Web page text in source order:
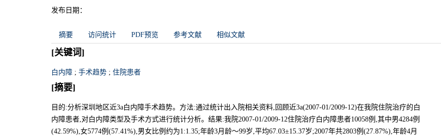
发布日期：
摘要 访问统计 PDF预览 参考文献 相似文献
[关键词]
白内障 ; 手术趋势 ; 住院患者
[摘要]
目的:分析深圳地区近3a白内障手术趋势。方法:通过统计出入院相关资料,回顾近3a(2007-01/2009-12)在我院住院治疗的白
内障患者,对白内障类型及手术方式进行统计分析。结果:我院2007-01/2009-12住院治疗白内障患者10058例,其中男4284例
(42.59%),女5774例(57.41%),男女比例约为1:1.35;年龄3月龄～99岁,平均67.03±15.37岁;2007年共2803例(27.87%),年龄4月